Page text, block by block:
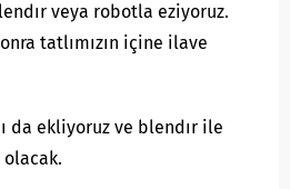
veya robotla eziyoruz.
tatlımızın içine ilave
da ekliyoruz ve blendır ile
olacak.